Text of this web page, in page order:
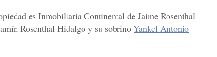
es Inmobiliaria Continental de Jaime Rosenthal
Rosenthal Hidalgo y su sobrino Yankel Antonio